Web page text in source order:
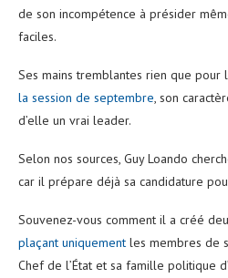
de son incompétence à présider
faciles.
Ses mains tremblantes rien que pour
la session de septembre, son
d’elle un vrai leader.
Selon nos sources, Guy Loando
car il prépare déjà sa candidature
Souvenez-vous comment il a créé
plaçant uniquement les membres de
Chef de l’État et sa famille politique